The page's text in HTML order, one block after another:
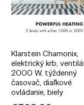
Klarstein Chamonix,
elektrický krb,
2000 W, týždenný
časovač, diaľkové
ovládanie, biely